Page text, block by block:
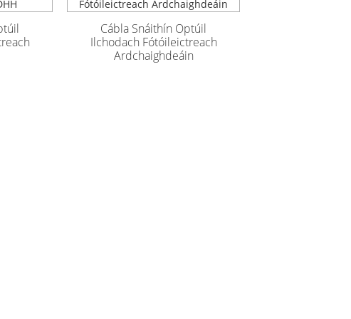
Cábla Snáithín Optúil
Ilchodach Fótóileictreach
Ardchaighdeáin